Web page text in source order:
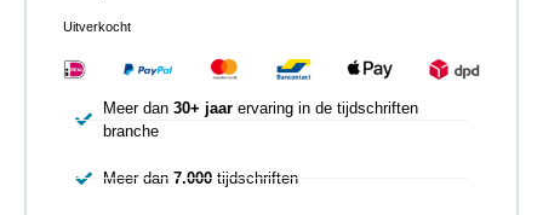
Uitverkocht
Meer dan 30+ jaarervaring in de tijdschriften
branche
Meer dan 7.000tijdschriften